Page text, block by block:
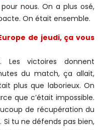
nous. On a plus osé,
On était ensemble.
de jeudi, ça vous
victoires donnent
du match, ça allait,
plus que laborieux. On
que c’était impossible.
de récupération du
Si tu ne défends pas bien,